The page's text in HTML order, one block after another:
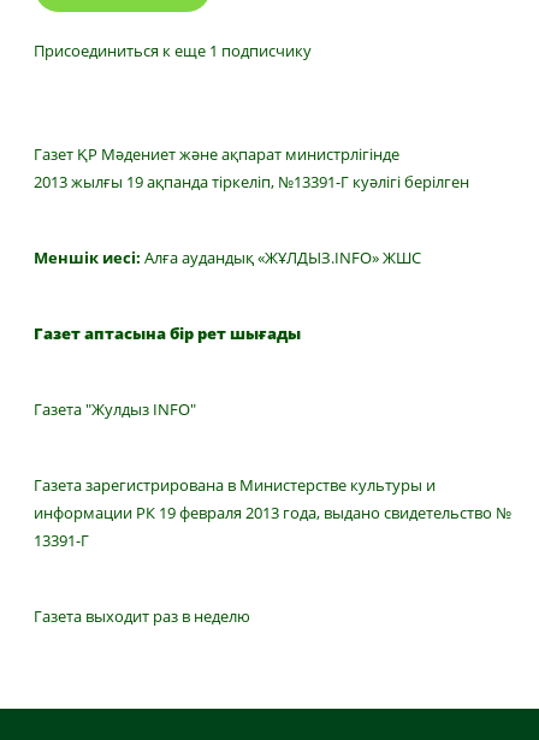
Присоединиться к еще 1 подписчику
Газет ҚР Мәдениет және ақпарат министрлігінде
2013 жылғы 19 ақпанда тіркеліп, №13391-Г куәлігі берілген
Меншік иесі: Алға аудандық «ЖҰЛДЫЗ.INFO» ЖШС
Газет аптасына бір рет шығады
Газета "Жулдыз INFO"
Газета зарегистрирована в Министерстве культуры и
информации РК 19 февраля 2013 года, выдано свидетельство №
13391-Г
Газета выходит раз в неделю